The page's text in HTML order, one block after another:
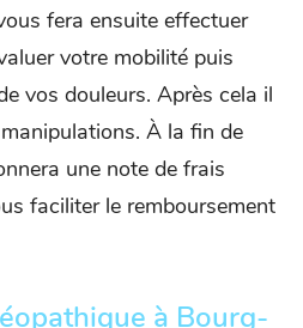
fera ensuite effectuer
votre mobilité puis
vos douleurs. Après cela il
À la fin de
une note de frais
faciliter le remboursement
à Bourg-